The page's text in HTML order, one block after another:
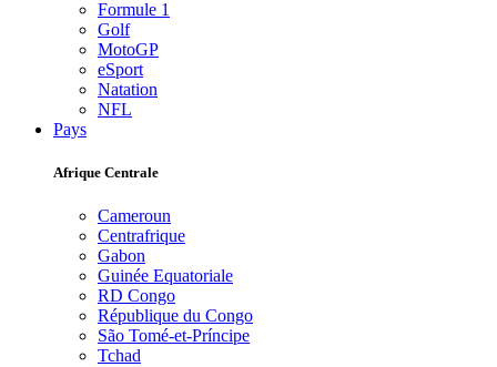
Formule 1
Golf
MotoGP
eSport
Natation
NFL
Pays
Afrique Centrale
Cameroun
Centrafrique
Gabon
Guinée Equatoriale
RD Congo
République du Congo
São Tomé-et-Príncipe
Tchad